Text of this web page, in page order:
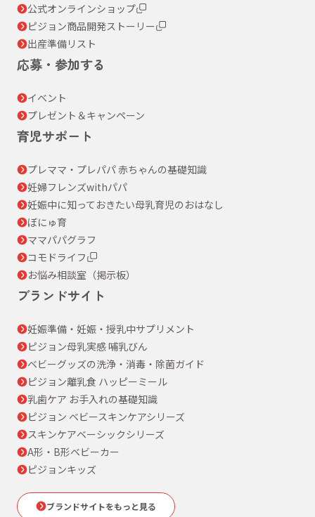
公式オンラインショップ
ピジョン商品開発ストーリー
出産準備リスト
応募・参加する
イベント
プレゼント＆キャンペーン
育児サポート
プレママ・プレパパ 赤ちゃんの基礎知識
妊婦フレンズwithパパ
妊娠中に知っておきたい母乳育児のおはなし
ぼにゅ育
ママパパグラフ
コモドライフ
お悩み相談室（掲示板）
ブランドサイト
妊娠準備・妊娠・授乳中サプリメント
ピジョン母乳実感 哺乳びん
ベビーグッズの洗浄・消毒・除菌ガイド
ピジョン離乳食 ハッピーミール
乳歯ケア お手入れの基礎知識
ピジョン ベビースキンケアシリーズ
スキンケアベーシックシリーズ
A形・B形ベビーカー
ピジョンキッズ
ブランドサイトをもっと見る